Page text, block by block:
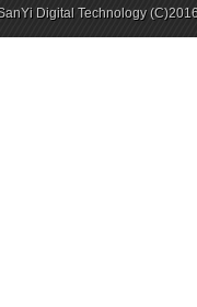
Digital Technology